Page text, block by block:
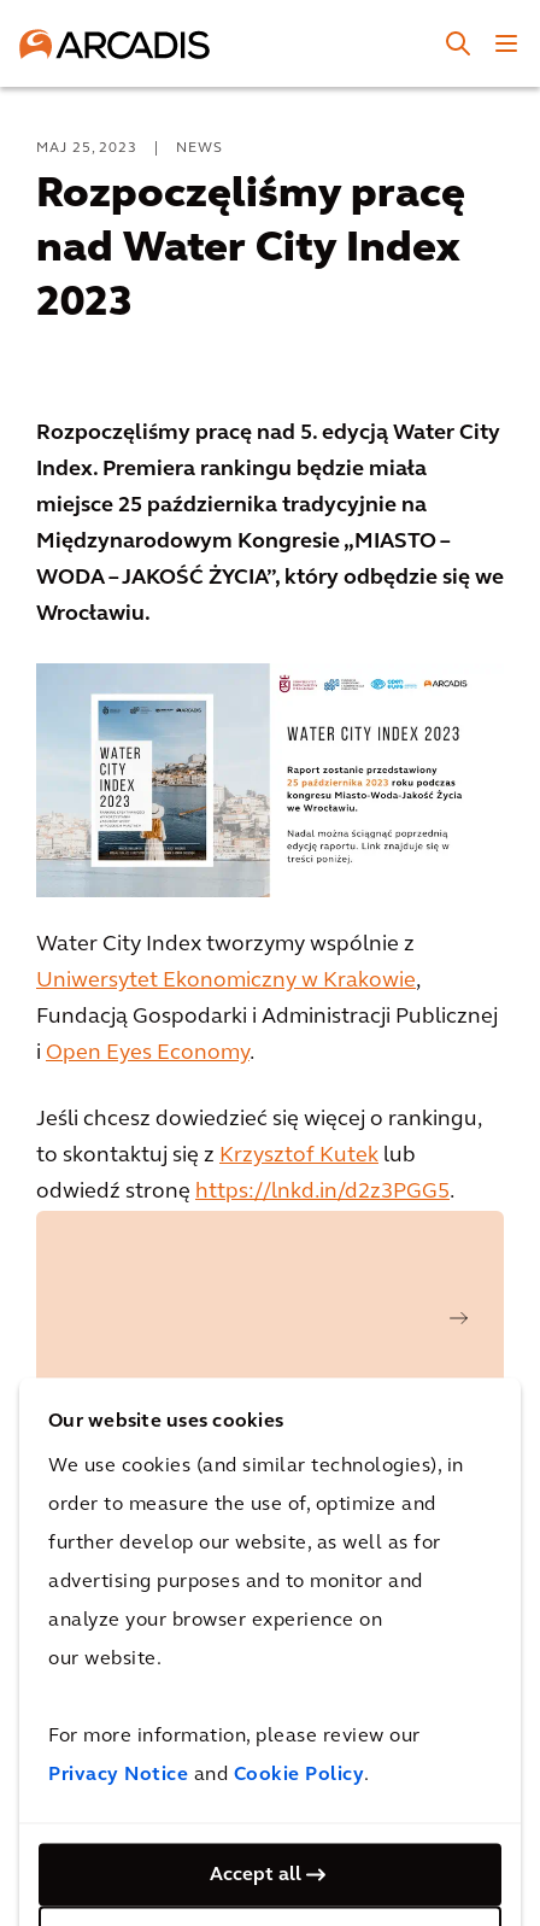
Our website uses cookies
We use cookies (and similar technologies), in
order to measure the use of, optimize and
further develop our website, as well as for
advertising purposes and to monitor and
analyze your browser experience on
our website.
For more information, please review our
Privacy Notice and Cookie Policy.
Accept all
MAJ 25, 2023 NEWS
Rozpoczęliśmy pracę
nad Water City Index
2023
Rozpoczęliśmy pracę nad 5. edycją Water City
Index. Premiera rankingu będzie miała
miejsce 25 października tradycyjnie na
Międzynarodowym Kongresie „MIASTO –
WODA – JAKOŚĆ ŻYCIA”, który odbędzie się we
Wrocławiu.
Water City Index tworzymy wspólnie z
Uniwersytet Ekonomiczny w Krakowie,
Fundacją Gospodarki i Administracji Publicznej
i Open Eyes Economy.
Jeśli chcesz dowiedzieć się więcej o rankingu,
to skontaktuj się z Krzysztof Kutek lub
odwiedź stronę https://lnkd.in/d2z3PGG5.
Podziel się ze znajomymi